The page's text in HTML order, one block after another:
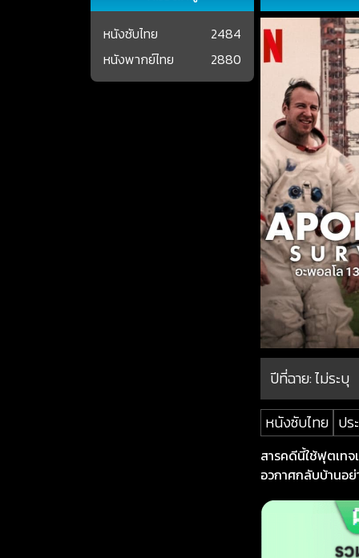
ปีที่ฉาย:ไม่ระบุ
หนังซับไทย ปร
สารคดีนี้ใช้ฟุตเทจ
อวกาศกลับบ้านอ
หนังซับไทย
2484
หนังพากย์ไทย
2880